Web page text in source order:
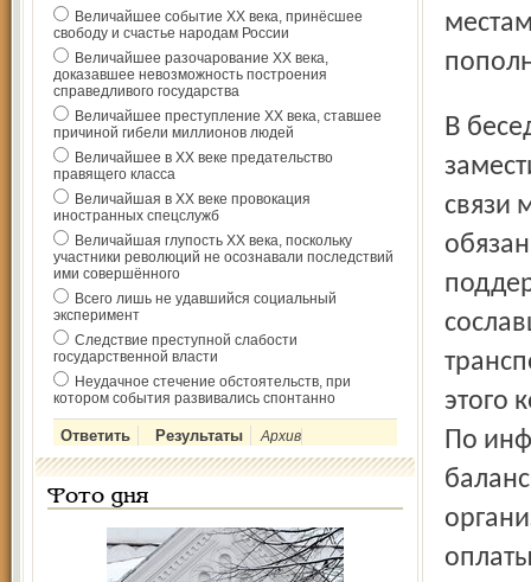
Величайшее событие ХХ века, принёсшее
свободу и счастье народам России
Величайшее разочарование ХХ века,
доказавшее невозможность построения
справедливого государства
Величайшее преступление ХХ века, ставшее
причиной гибели миллионов людей
Величайшее в ХХ веке предательство
правящего класса
Величайшая в ХХ веке провокация
иностранных спецслужб
Величайшая глупость ХХ века, поскольку
участники революций не осознавали последствий
ими совершённого
Всего лишь не удавшийся социальный
эксперимент
Следствие преступной слабости
государственной власти
Неудачное стечение обстоятельств, при
котором события развивались спонтанно
Архив
Фото дня
В беседе с корреспондентом «Северного края»
связи
этого
По